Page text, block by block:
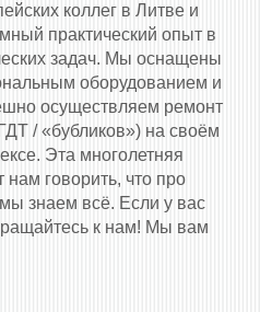
коллег в Литве и
практический опыт в
задач. Мы оснащены
оборудованием и
осуществляем ремонт
/ «бубликов») на своём
Эта многолетняя
нам говорить, что про
знаем всё. Если у вас
к нам! Мы вам